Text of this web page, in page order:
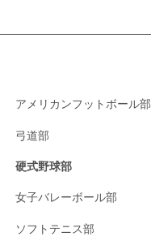
アメリカンフットボール部
弓道部
硬式野球部
女子バレーボール部
ソフトテニス部